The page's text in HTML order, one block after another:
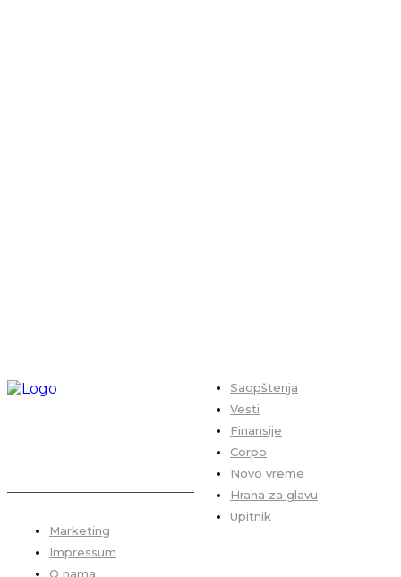
Saopštenja
Vesti
Finansije
Corpo
Novo vreme
Hrana za glavu
Upitnik
Marketing
Impressum
O nama